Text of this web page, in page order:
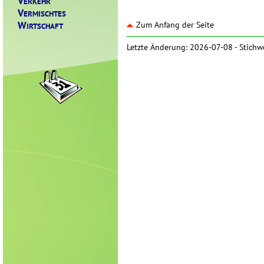
VERMISCHTES
WIRTSCHAFT Zum Anfang der Seite
Letzte Änderung: 2026-07-08 -